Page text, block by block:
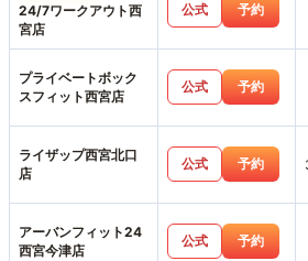
24/7ワークアウト西
宮店
公式 予約
プライベートボック
スフィット西宮店
公式 予約
ライザップ西宮北口
店
公式 予約
アーバンフィット24
西宮今津店
公式 予約